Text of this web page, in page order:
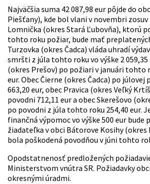
Najväčšia suma 42 087,98 eur pôjde do
Piešťany), kde bol vlani v novembri zosuv
Lomnička (okres Stará Ľubovňa), ktorú
tohto roku požiar, bude mať
Turzovka (okres Čadca) vláda uhradí
smršti z júla tohto roku vo výške 2 059,35
(okres Prešov) po požiari v januári tohto
eur. Obec Čierne (okres Čadca) po júlovej
663,20 eur, obec Pravica (okres Veľký
povodni 712,11 eur a obec Skerešovo
po povodni z júla tohto roku 254,40 eur.
finančná výpomoc vo výške 500 eur bude
žiadateľka v obci Bátorove Kosihy
bola poškodená povodňou v júni tohto
Opodstatnenosť predložených
Ministerstvom vnútra SR. Požiadavky
okresnými úradmi.